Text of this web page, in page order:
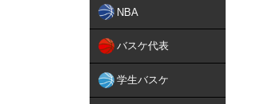
NBA
バスケ代表
学生バスケ